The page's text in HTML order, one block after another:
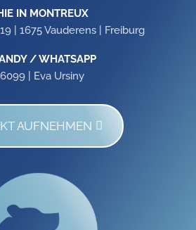
IN MONTREUX
| 1675 Vauderens | Freiburg
/ WHATSAPP
| Eva Ursiny
AUFNEHMEN